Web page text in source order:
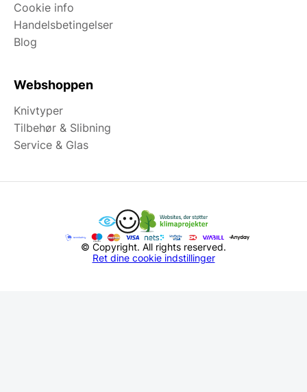
Cookie info
Handelsbetingelser
Blog
Webshoppen
Knivtyper
Tilbehør & Slibning
Service & Glas
© Copyright. All rights reserved.
Ret dine cookie indstillinger